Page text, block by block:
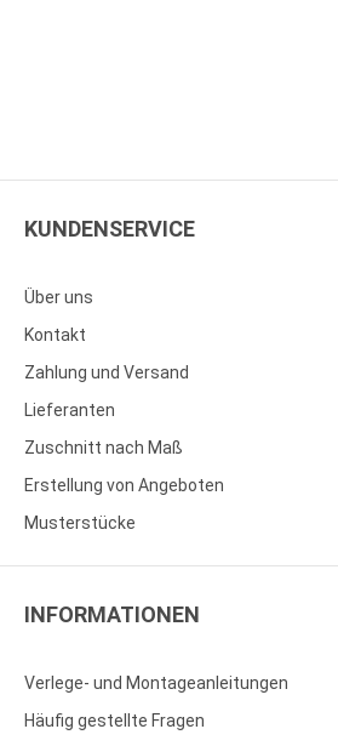
KUNDENSERVICE
Über uns
Kontakt
Zahlung und Versand
Lieferanten
Zuschnitt nach Maß
Erstellung von Angeboten
Musterstücke
INFORMATIONEN
Verlege- und Montageanleitungen
Häufig gestellte Fragen